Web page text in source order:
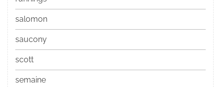
salomon
saucony
scott
semaine